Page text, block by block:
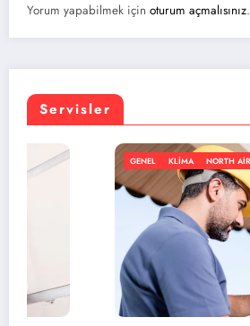
Yorum yapabilmek için oturum açmalısınız.
Servisler
GENEL NORTH AIR